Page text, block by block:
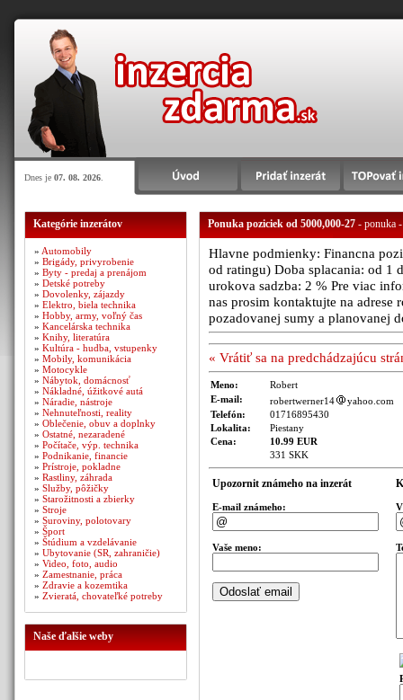
Dnes je 07. 08. 2026
Kategórie inzerátov
» Automobily
» Brigády, privyrobenie
» Byty - predaj a prenájom
» Detské potreby
» Dovolenky, zájazdy
» Elektro, biela technika
» Hobby, army, voľný čas
» Kancelárska technika
» Knihy, literatúra
» Kultúra - hudba, vstupenky
» Mobily, komunikácia
» Motocykle
» Nábytok, domácnosť
» Nákladné, úžitkové autá
» Náradie, nástroje
» Nehnuteľnosti, reality
» Oblečenie, obuv a doplnky
» Ostatné, nezaradené
» Počítače, výp. technika
» Podnikanie, financie
» Prístroje, pokladne
» Rastliny, záhrada
» Služby, pôžičky
» Starožitnosti a zbierky
» Stroje
» Suroviny, polotovary
» Šport
» Štúdium a vzdelávanie
» Ubytovanie (SR, zahraničie)
» Video, foto, audio
» Zamestnanie, práca
» Zdravie a kozemtika
» Zvieratá, chovateľké potreby
Naše ďalšie weby
Ponuka poziciek od 5000,000-27- ponuka
Hlavne podmienky: Financna
od ratingu) Doba splacania: od 1
urokova sadzba: 2 % Pre viac
nas prosim kontaktujte na adrese
pozadovanej sumy a planovanej
« Vrátiť sa na predchádzajúcu
Meno:
Robert
E-mail:
robertwerner14
yahoo.com
Telefón:
01716895430
Lokalita:
Piestany
Cena:
10.99 EUR
331 SKK
Upozornit známeho na inzerát
E-mail známeho:
Vaše meno: